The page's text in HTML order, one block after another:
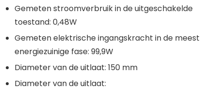
Gemeten stroomverbruik in de uitgeschakelde
toestand: 0,48W
Gemeten elektrische ingangskracht in de meest
energiezuinige fase: 99,9W
Diameter van de uitlaat: 150 mm
Diameter van de uitlaat: